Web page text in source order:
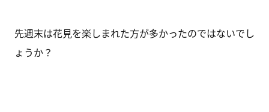
先週末は花見を楽しまれた方が多かったのではないでし
ょうか？